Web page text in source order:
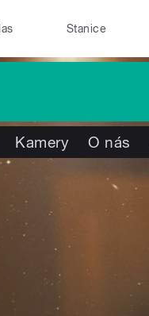
Stanice
Kamery O nás